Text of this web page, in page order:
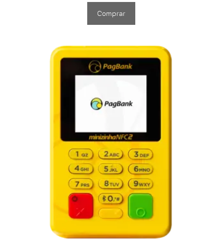
Comprar